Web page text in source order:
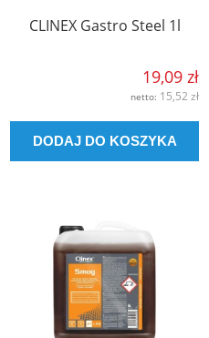
CLINEX Gastro Steel 1l
19,09 zł
netto: 15,52 zł
DODAJ DO KOSZYKA